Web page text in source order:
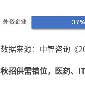
数据来源：中智咨询《
秋招供需错位，医药、